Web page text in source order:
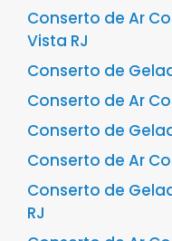
Conserto de Ar
Vista RJ
Conserto de
Conserto de Ar
Conserto de
Conserto de Ar
Conserto de
RJ